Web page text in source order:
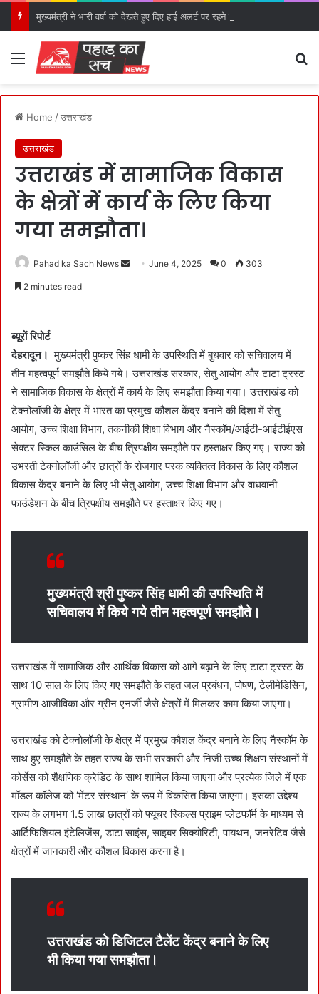
मुख्यमंत्री ने भारी वर्षा को देखते हुए दिए हाई अलर्ट पर रहने के निर्देश।
Menu
Home /उत्तराखंड
उत्तराखंड
उत्तराखंड में सामाजिक विकास
के क्षेत्रों में कार्य के लिए किया
गया समझौता।
Pahad ka Sach News
n
i
l
June 4, 2025 0 303
2 minutes read
ब्यूरों रिपोर्ट
देहरादून। मुख्यमंत्री पुष्कर सिंह धामी के उपस्थिति में बुधवार को सचिवालय में
तीन महत्वपूर्ण समझौते किये गये। उत्तराखंड सरकार, सेतु आयोग और टाटा ट्रस्ट
ने सामाजिक विकास के क्षेत्रों में कार्य के लिए समझौता किया गया। उत्तराखंड को
टेक्नोलॉजी के क्षेत्र में भारत का प्रमुख कौशल केंद्र बनाने की दिशा में सेतु
आयोग, उच्च शिक्षा विभाग, तकनीकी शिक्षा विभाग और नैस्कॉम/आईटी-आईटीईएस
सेक्टर स्किल काउंसिल के बीच त्रिपक्षीय समझौते पर हस्ताक्षर किए गए। राज्य को
उभरती टेक्नोलॉजी और छात्रों के रोजगार परक व्यक्तित्व विकास के लिए कौशल
विकास केंद्र बनाने के लिए भी सेतु आयोग, उच्च शिक्षा विभाग और वाधवानी
फाउंडेशन के बीच त्रिपक्षीय समझौते पर हस्ताक्षर किए गए।
मुख्यमंत्री श्री पुष्कर सिंह धामी की उपस्थिति में
सचिवालय में किये गये तीन महत्वपूर्ण समझौते।
उत्तराखंड में सामाजिक और आर्थिक विकास को आगे बढ़ाने के लिए टाटा ट्रस्ट के
साथ 10 साल के लिए किए गए समझौते के तहत जल प्रबंधन, पोषण, टेलीमेडिसिन,
ग्रामीण आजीविका और ग्रीन एनर्जी जैसे क्षेत्रों में मिलकर काम किया जाएगा।
उत्तराखंड को टेक्नोलॉजी के क्षेत्र में प्रमुख कौशल केंद्र बनाने के लिए नैस्कॉम के
साथ हुए समझौते के तहत राज्य के सभी सरकारी और निजी उच्च शिक्षण संस्थानों में
कोर्सेस को शैक्षणिक क्रेडिट के साथ शामिल किया जाएगा और प्रत्येक जिले में एक
मॉडल कॉलेज को ‘मेंटर संस्थान’ के रूप में विकसित किया जाएगा। इसका उद्देश्य
राज्य के लगभग 1.5 लाख छात्रों को फ्यूचर स्किल्स प्राइम प्लेटफॉर्म के माध्यम से
आर्टिफिशियल इंटेलिजेंस, डाटा साइंस, साइबर सिक्योरिटी, पायथन, जनरेटिव जैसे
क्षेत्रों में जानकारी और कौशल विकास करना है।
उत्तराखंड को डिजिटल टैलेंट केंद्र बनाने के लिए
भी किया गया समझौता।